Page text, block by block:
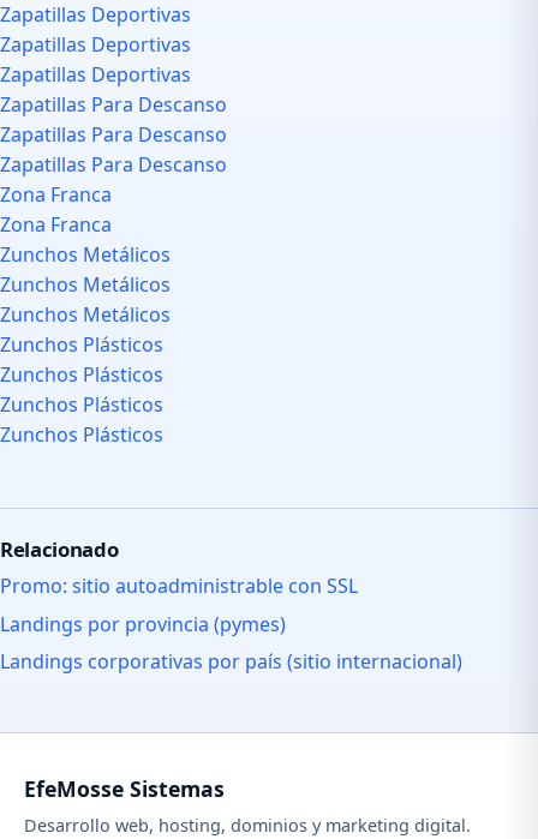
Zapatillas Deportivas
Zapatillas Deportivas
Zapatillas Deportivas
Zapatillas Para Descanso
Zapatillas Para Descanso
Zapatillas Para Descanso
Zona Franca
Zona Franca
Zunchos Metálicos
Zunchos Metálicos
Zunchos Metálicos
Zunchos Plásticos
Zunchos Plásticos
Zunchos Plásticos
Zunchos Plásticos
Relacionado
Promo: sitio autoadministrable con SSL
Landings por provincia (pymes)
Landings corporativas por país (sitio internacional)
EfeMosse Sistemas
Desarrollo web, hosting, dominios y marketing digital.